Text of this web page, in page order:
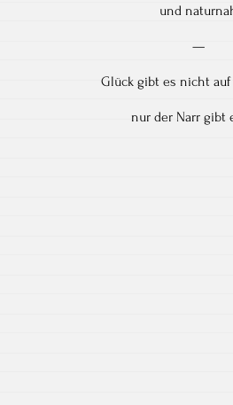
und
—
Glück gibt es nicht
nur der Narr gibt